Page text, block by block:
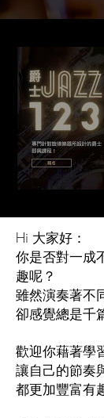
Hi 大家好：
你是否對一成
趣呢？
雖然演奏著不
卻感覺總是千
歡迎你藉著學
讓自己的節奏
都更加豐富有